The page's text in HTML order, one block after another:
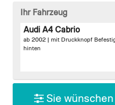
beginning
gallery
Ihr Fahrzeug
Audi A4 Cabrio
ab 2002 | mit Druckknopf
hinten
Sie